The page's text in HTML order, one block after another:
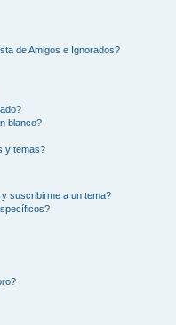
de Amigos e Ignorados?
blanco?
y temas?
suscribirme a un tema?